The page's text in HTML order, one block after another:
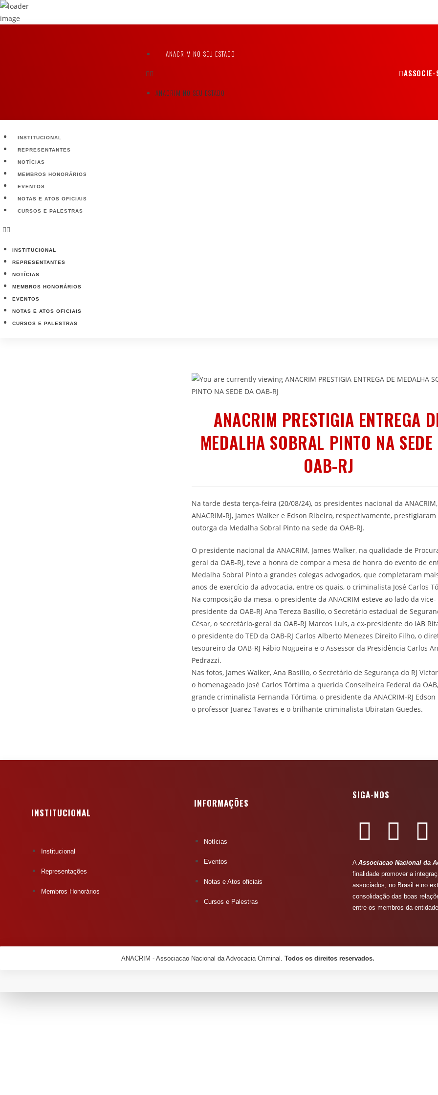
ANACRIM NO SEU ESTADO
ANACRIM NO SEU ESTADO
ASSOCIE-
INSTITUCIONAL
REPRESENTANTES
NOTÍCIAS
MEMBROS HONORÁRIOS
EVENTOS
NOTAS E ATOS OFICIAIS
CURSOS E PALESTRAS
INSTITUCIONAL
REPRESENTANTES
NOTÍCIAS
MEMBROS HONORÁRIOS
EVENTOS
NOTAS E ATOS OFICIAIS
CURSOS E PALESTRAS
ANACRIM PRESTIGIA ENTREGA
MEDALHA SOBRAL PINTO NA
OAB-RJ
Na tarde desta terça-feira (20/08/24), os presidentes nacional da
ANACRIM-RJ, James Walker e Edson Ribeiro, respectivamente, prestigiaram
outorga da Medalha Sobral Pinto na sede da OAB-RJ.
O presidente nacional da ANACRIM, James Walker, na qualidade de
geral da OAB-RJ, teve a honra de compor a mesa de honra do evento de
Medalha Sobral Pinto a grandes colegas advogados, que completaram
anos de exercício da advocacia, entre os quais, o criminalista José Carlos
Na composição da mesa, o presidente da ANACRIM esteve ao lado da vice-
presidente da OAB-RJ Ana Tereza Basílio, o Secretário estadual de
César, o secretário-geral da OAB-RJ Marcos Luís, a ex-presidente do IAB
o presidente do TED da OAB-RJ Carlos Alberto Menezes Direito Filho, o
tesoureiro da OAB-RJ Fábio Nogueira e o Assessor da Presidência Carlos
Pedrazzi.
Nas fotos, James Walker, Ana Basílio, o Secretário de Segurança do RJ
o homenageado José Carlos Tórtima a querida Conselheira Federal da
grande criminalista Fernanda Tórtima, o presidente da ANACRIM-RJ Edson
o professor Juarez Tavares e o brilhante criminalista Ubiratan Guedes.
INSTITUCIONAL
Institucional
Representações
Membros Honorários
INFORMAÇÕES
Notícias
Eventos
Notas e Atos oficiais
Cursos e Palestras
SIGA-NOS
A Associacao Nacional da
finalidade promover a
associados, no Brasil e no
consolidação das boas
entre os membros da
ANACRIM - Associacao Nacional da Advocacia Criminal. Todos os direitos reservados.